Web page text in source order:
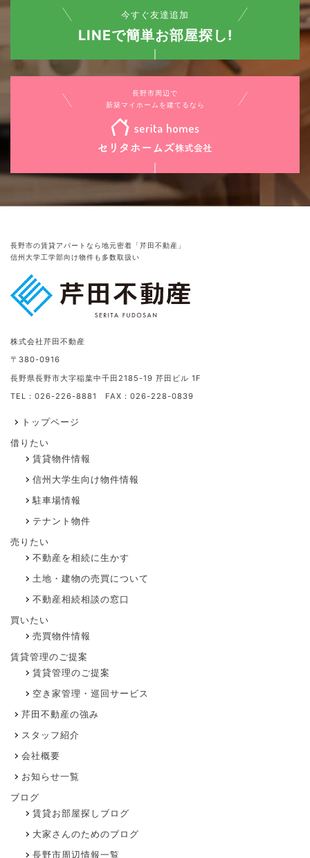
今すぐ友達追加
LINEで簡単お部屋探し!
長野市周辺で
新築マイホームを建てるなら
長野市の賃貸アパートなら地元密着「芹田不動産」
信州大学工学部向け物件も多数取扱い
株式会社芹田不動産
〒380-0916
長野県長野市大字稲葉中千田2185-19 芹田ビル 1F
TEL：026-226-8881 FAX：026-228-0839
トップページ
借りたい
賃貸物件情報
信州大学生向け物件情報
駐車場情報
テナント物件
売りたい
不動産を相続に生かす
土地・建物の売買について
不動産相続相談の窓口
買いたい
売買物件情報
賃貸管理のご提案
賃貸管理のご提案
空き家管理・巡回サービス
芹田不動産の強み
スタッフ紹介
会社概要
お知らせ一覧
ブログ
賃貸お部屋探しブログ
大家さんのためのブログ
長野市周辺情報一覧